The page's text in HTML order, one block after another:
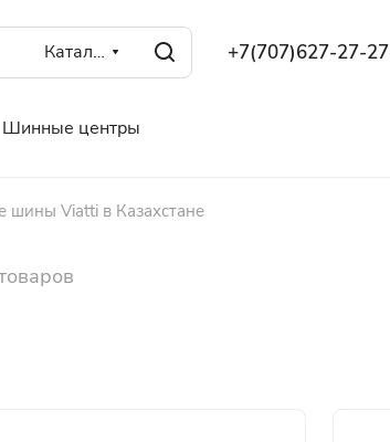
Каталог +7(707)627-27-27
Шинные центры
шины Viatti в Казахстане